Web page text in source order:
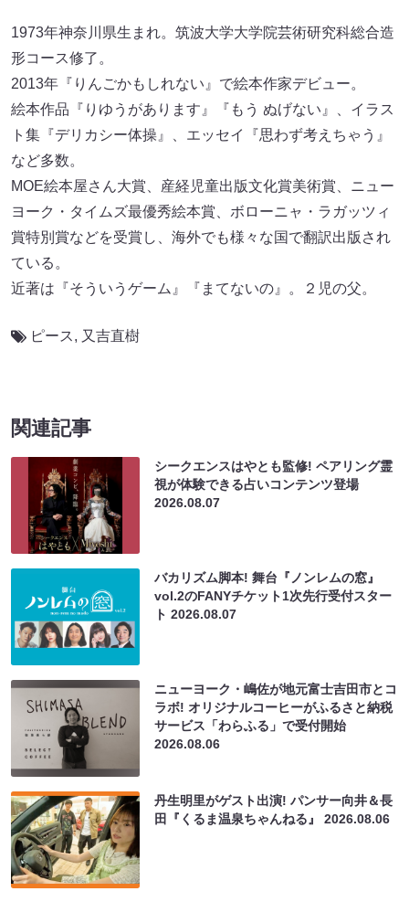
1973年神奈川県生まれ。筑波大学大学院芸術研究科総合造
形コース修了。
2013年『りんごかもしれない』で絵本作家デビュー。
絵本作品『りゆうがあります』『もう ぬげない』、イラス
ト集『デリカシー体操』、エッセイ『思わず考えちゃう』
など多数。
MOE絵本屋さん大賞、産経児童出版文化賞美術賞、ニュー
ヨーク・タイムズ最優秀絵本賞、ボローニャ・ラガッツィ
賞特別賞などを受賞し、海外でも様々な国で翻訳出版され
ている。
近著は『そういうゲーム』『まてないの』。２児の父。
ピース, 又吉直樹
関連記事
シークエンスはやとも監修! ペアリング霊
視が体験できる占いコンテンツ登場
2026.08.07
バカリズム脚本! 舞台『ノンレムの窓』
vol.2のFANYチケット1次先行受付スター
ト2026.08.07
ニューヨーク・嶋佐が地元富士吉田市とコ
ラボ! オリジナルコーヒーがふるさと納税
サービス「わらふる」で受付開始
2026.08.06
丹生明里がゲスト出演! パンサー向井＆長
田『くるま温泉ちゃんねる』2026.08.06